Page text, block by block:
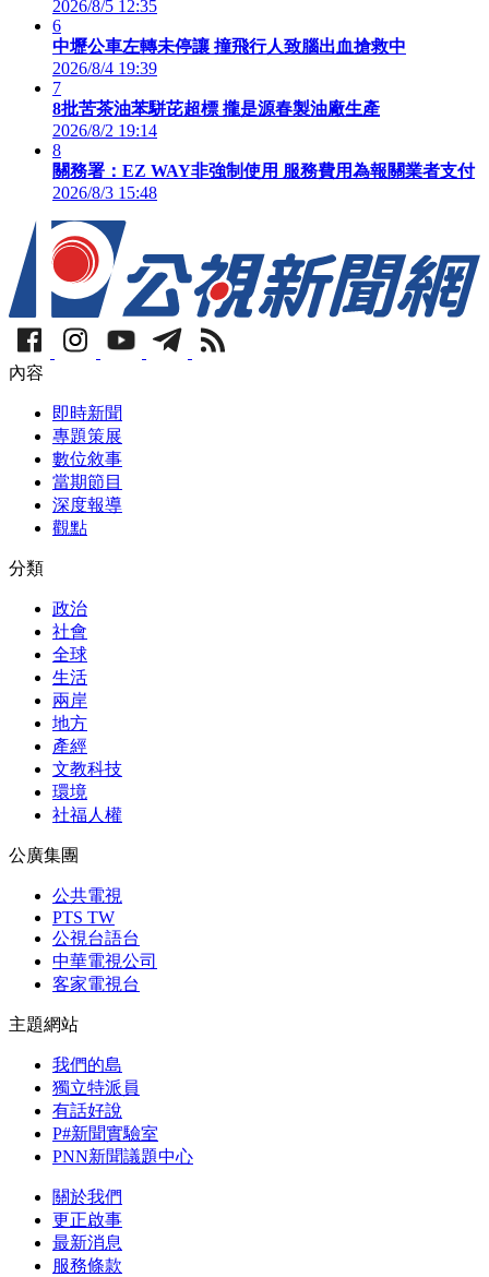
2026/8/5 12:35
6
中壢公車左轉未停讓 撞飛行人致腦出血搶救中
2026/8/4 19:39
7
8批苦茶油苯駢芘超標 攏是源春製油廠生產
2026/8/2 19:14
8
關務署：EZ WAY非強制使用 服務費用為報關業者支付
2026/8/3 15:48
內容
即時新聞
專題策展
數位敘事
當期節目
深度報導
觀點
分類
政治
社會
全球
生活
兩岸
地方
產經
文教科技
環境
社福人權
公廣集團
公共電視
PTS TW
公視台語台
中華電視公司
客家電視台
主題網站
我們的島
獨立特派員
有話好說
P#新聞實驗室
PNN新聞議題中心
關於我們
更正啟事
最新消息
服務條款